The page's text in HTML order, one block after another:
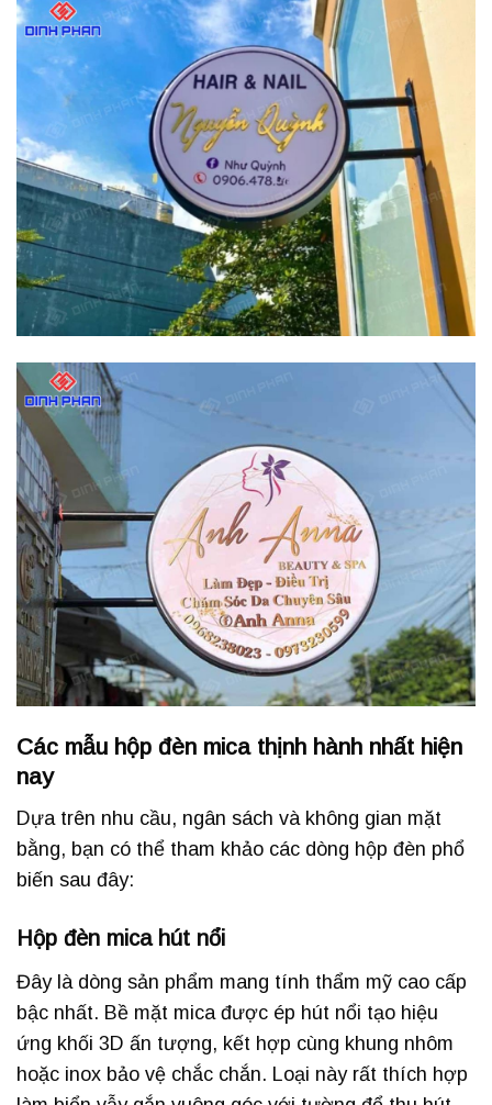
Các mẫu hộp đèn mica thịnh hành nhất hiện
nay
Dựa trên nhu cầu, ngân sách và không gian mặt
bằng, bạn có thể tham khảo các dòng hộp đèn phổ
biến sau đây:
Hộp đèn mica hút nổi
Đây là dòng sản phẩm mang tính thẩm mỹ cao cấp
bậc nhất. Bề mặt mica được ép hút nổi tạo hiệu
ứng khối 3D ấn tượng, kết hợp cùng khung nhôm
hoặc inox bảo vệ chắc chắn. Loại này rất thích hợp